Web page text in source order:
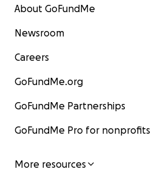
About GoFundMe
Newsroom
Careers
GoFundMe.org
GoFundMe Partnerships
GoFundMe Pro for nonprofits
More resources